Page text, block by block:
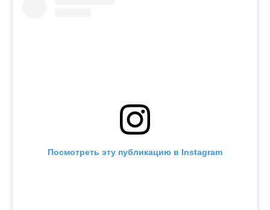
Посмотреть эту публикацию в Instagram